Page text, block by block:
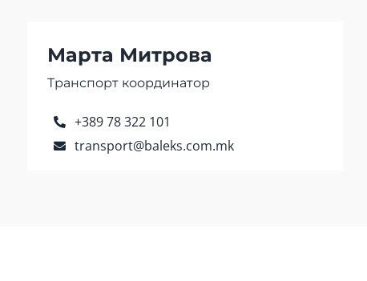
Марта Митрова
Транспорт координатор
+389 78 322 101
transport@baleks.com.mk